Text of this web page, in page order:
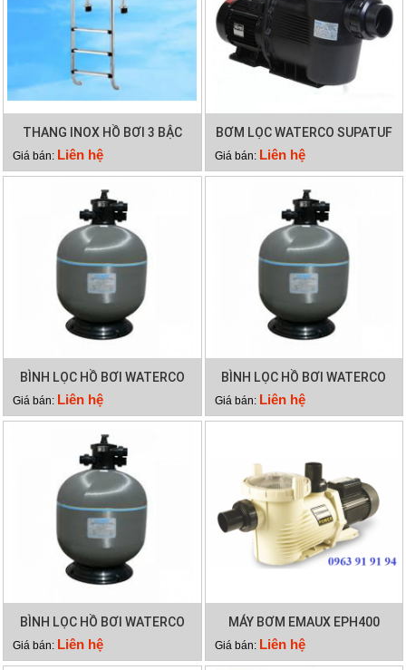
THANG INOX HỒ BƠI 3 BẬC
Giá bán: Liên hệ
BƠM LỌC WATERCO SUPATUF
100
Giá bán: Liên hệ
BÌNH LỌC HỒ BƠI WATERCO
S700
Giá bán: Liên hệ
BÌNH LỌC HỒ BƠI WATERCO
S900
Giá bán: Liên hệ
BÌNH LỌC HỒ BƠI WATERCO
S800
Giá bán: Liên hệ
MÁY BƠM EMAUX EPH400
Giá bán: Liên hệ